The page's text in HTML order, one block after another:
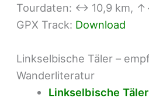
Tourdaten: ↔ 10,9 km,
GPX Track: Download
Linkselbische Täler –
Wanderliteratur
Linkselbische